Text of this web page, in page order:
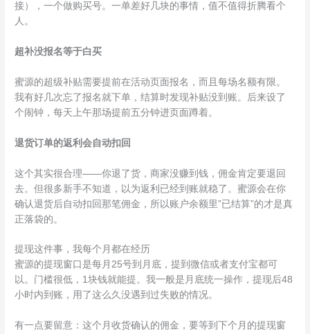
接），一个做购买号。一单差好几块的事情，值不值得折腾看个
人。
超补没报名等于白买
蜜源的超级补贴需要提前在活动页面报名，而且每场名额有限。
我有好几次忘了报名就下单，结算时发现补贴没到账。后来设了
个闹钟，每天上午那场提前五分钟进页面蹲着。
退货订单的返利会自动扣回
这个其实很合理——你退了货，商家没赚到钱，佣金肯定要退回
去。但很多新手不知道，以为返利已经到账就稳了。蜜源会在你
确认退货后自动扣回那笔佣金，所以账户余额里”已结算”的才是真
正落袋的。
提现这件事，我每个月都在经历
蜜源的提现窗口是每月25号到月底，提到微信或者支付宝都可
以。门槛很低，1块钱就能提。我一般是月底统一操作，提现后48
小时内到账，用了这么久没遇到过失败的情况。
有一点要留意：这个月收货确认的佣金，要等到下个月的提现窗